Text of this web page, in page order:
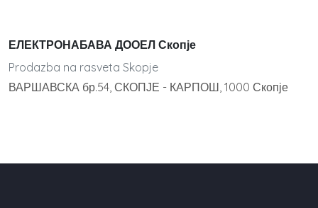
ЕЛЕКТРОНАБАВА ДООЕЛ Скопје
Prodazba na rasveta Skopje
ВАРШАВСКА бр.54, СКОПЈЕ - КАРПОШ, 1000 Скопје